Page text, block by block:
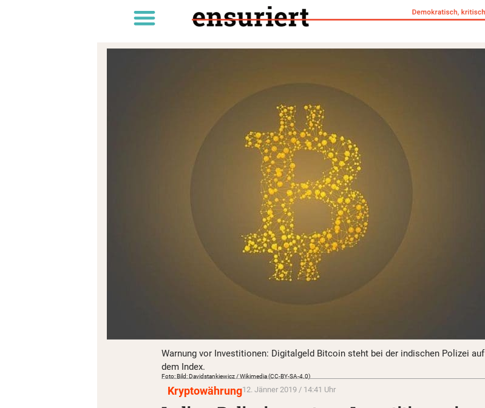
Warnung vor Investitionen: Digitalgeld Bitcoin steht bei der indischen Polizei auf
dem Index.
Foto: Bild: Davidstankiewicz / Wikimedia (CC-BY-SA-4.0)
Kryptowährung12. Jänner 2019 / 14:41 Uhr